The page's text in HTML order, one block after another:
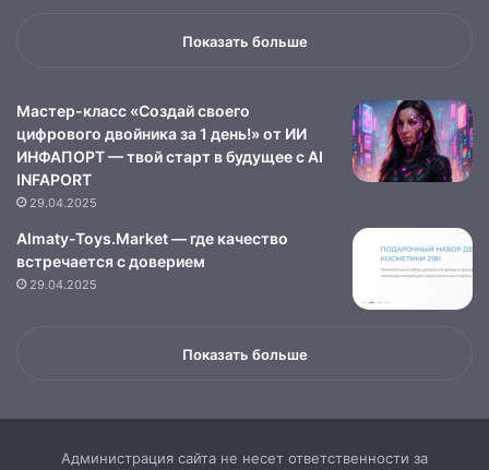
Показать больше
Мастер-класс «Создай своего
цифрового двойника за 1 день!» от ИИ
ИНФАПОРТ — твой старт в будущее с AI
INFAPORT
29.04.2025
Almaty-Toys.Market — где качество
встречается с доверием
29.04.2025
Показать больше
Администрация сайта не несет ответственности за